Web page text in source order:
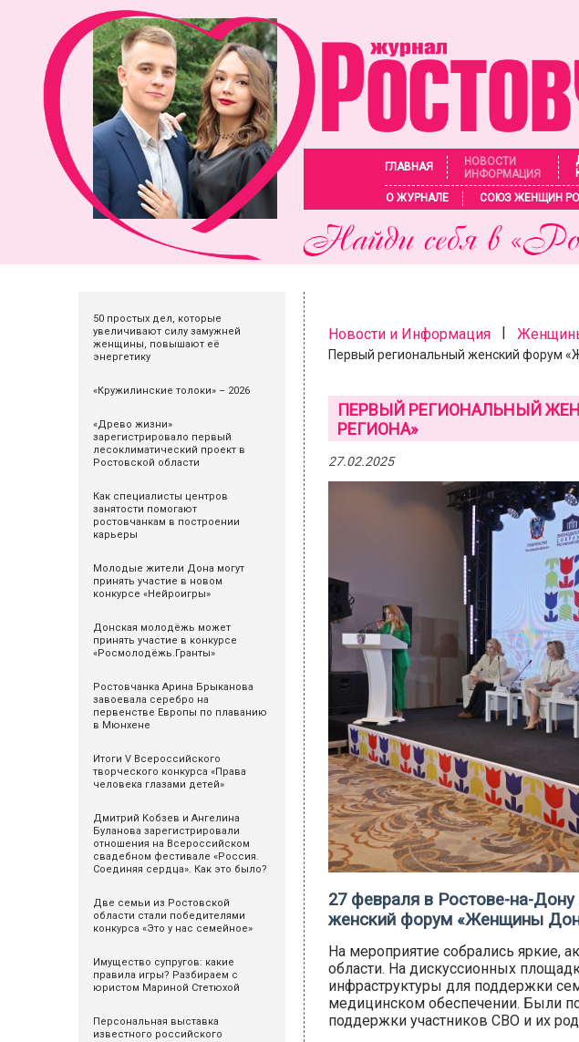
ГЛАВНАЯ
НОВОСТИ
ИНФОРМАЦИЯ
О ЖУРНАЛЕ
СОЮЗ ЖЕНЩИН РО
50 простых дел, которые
увеличивают силу замужней
женщины, повышают её
энергетику
«Кружилинские толоки» – 2026
«Древо жизни»
зарегистрировало первый
лесоклиматический проект в
Ростовской области
Как специалисты центров
занятости помогают
ростовчанкам в построении
карьеры
Молодые жители Дона могут
принять участие в новом
конкурсе «Нейроигры»
Донская молодёжь может
принять участие в конкурсе
«Росмолодёжь.Гранты»
Ростовчанка Арина Брыканова
завоевала серебро на
первенстве Европы по плаванию
в Мюнхене
Итоги V Всероссийского
творческого конкурса «Права
человека глазами детей»
Дмитрий Кобзев и Ангелина
Буланова зарегистрировали
отношения на Всероссийском
свадебном фестивале «Россия.
Соединяя сердца». Как это было?
Две семьи из Ростовской
области стали победителями
конкурса «Это у нас семейное»
Имущество супругов: какие
правила игры? Разбираем с
юристом Мариной Стетюхой
Персональная выставка
известного российского
Новости и Информация|
Первый региональный женский форум
ПЕРВЫЙ РЕГИОНАЛЬНЫЙ
РЕГИОНА»
27.02.2025
27 февраля в Ростове-на-
женский форум «Женщины
На мероприятие собрались яркие,
области. На дискуссионных
инфраструктуры для поддержки
медицинском обеспечении. Были
поддержки участников СВО и их